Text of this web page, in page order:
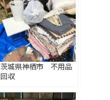
茨城県神栖市 不用品
回収